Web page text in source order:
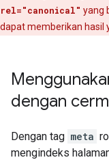
rel="canonical" yang
dapat memberikan hasil
dengan
Dengan tag meta
mengindeks